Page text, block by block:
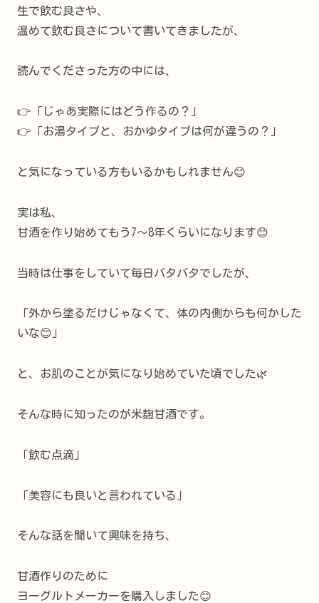
生で飲む良さや、
温めて飲む良さについて書いてきましたが、
読んでくださった方の中には、
👉「じゃあ実際にはどう作るの？」
👉「お湯タイプと、おかゆタイプは何が違うの？」
と気になっている方もいるかもしれません😊
実は私、
甘酒を作り始めてもう7〜8年くらいになります😊
当時は仕事をしていて毎日バタバタでしたが、
「外から塗るだけじゃなくて、体の内側からも何かした
いな😊」
と、お肌のことが気になり始めていた頃でした🌿
そんな時に知ったのが米麹甘酒です。
「飲む点滴」
「美容にも良いと言われている」
そんな話を聞いて興味を持ち、
甘酒作りのために
ヨーグルトメーカーを購入しました😊